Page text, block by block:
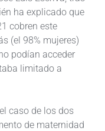
ha explicado que
cobren este
(el 98% mujeres)
podían acceder
limitado a
caso de los dos
de maternidad